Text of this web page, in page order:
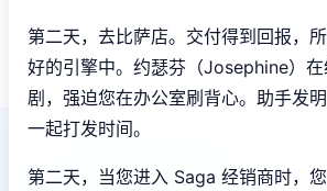
第二天，去比萨店。交付得到回报，
好的引擎中。约瑟芬（Josephine）
剧，强迫您在办公室刷背心。助手发
一起打发时间。
第二天，当您进入 Saga 经销商时，